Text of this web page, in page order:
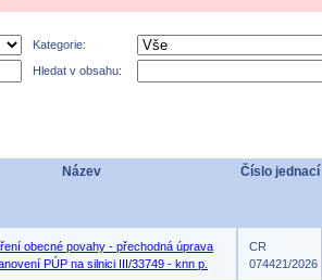
Kategorie:
Hledat v obsahu:
Název Číslo jednací
obecné povahy - přechodná úprava
PÚP na silnici III/33749 - knn p.
CR
074421/2026